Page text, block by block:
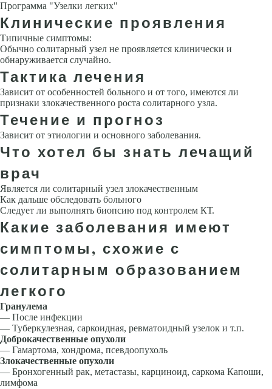
Программа "Узелки легких"
Клинические проявления
Типичные симптомы:
Обычно солитарный узел не проявляется клинически и
обнаруживается случайно.
Тактика лечения
Зависит от особенностей больного и от того, имеются ли
признаки злока­чественного роста солитарного узла.
Течение и прогноз
Зависит от этиологии и основного заболевания.
Что хотел бы знать лечащий
врач
Является ли солитарный узел злокачественным
Как дальше обследовать больно­го
Следует ли выполнять биопсию под контролем КТ.
Какие заболевания имеют
симптомы, схожие с
солитарным образованием
легкого
Гранулема
— После инфекции
— Туберкулезная, саркоидная, ревматоидный узелок и т.п.
Доброкачественные опухоли
— Гамартома, хондрома, псевдоопухоль
Злокачественные опухоли
— Бронхогенный рак, метастазы, карциноид, саркома Капоши,
лимфома